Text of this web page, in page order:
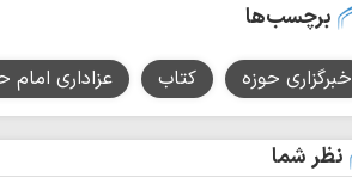
برچسب‌ها
خبرگزاری حوزه کتاب عزاداری
نظر شما